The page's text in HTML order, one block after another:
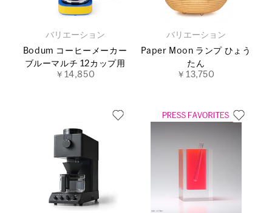
バリエーション
Bodum コーヒーメーカー
ブルーマルチ 12カップ用
￥14,850
バリエーション
Paper Moon ランプ ひょう
たん
￥13,750